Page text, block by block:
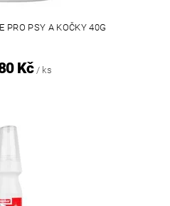
PRO PSY A KOČKY 40G
Kč / ks